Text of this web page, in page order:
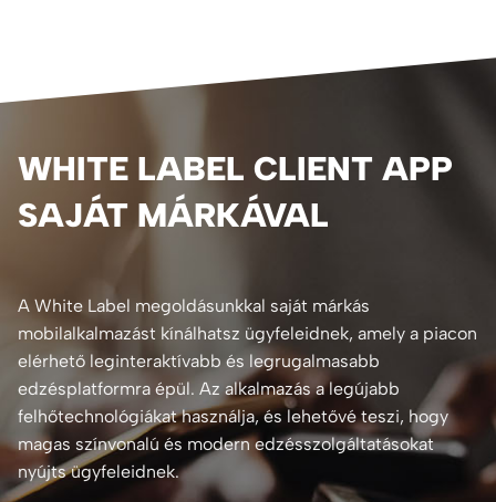
WHITE LABEL CLIENT APP
SAJÁT MÁRKÁVAL
A White Label megoldásunkkal saját márkás
mobilalkalmazást kínálhatsz ügyfeleidnek, amely a piacon
elérhető leginteraktívabb és legrugalmasabb
edzésplatformra épül. Az alkalmazás a legújabb
felhőtechnológiákat használja, és lehetővé teszi, hogy
magas színvonalú és modern edzésszolgáltatásokat
nyújts ügyfeleidnek.